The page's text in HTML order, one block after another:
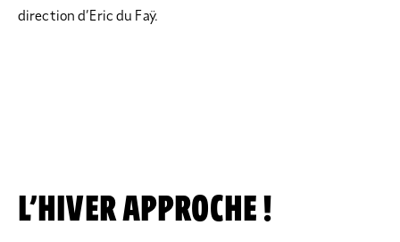
direction d’Eric du Faÿ.
L’HIVER APPROCHE !